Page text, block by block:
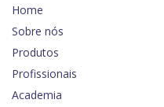
Home
Sobre nós
Produtos
Profissionais
Academia